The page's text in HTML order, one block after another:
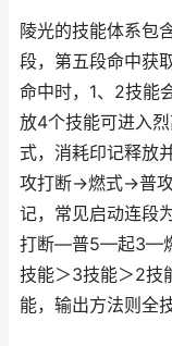
陵光的技能体系包
段，第五段命中获
命中时，1、2技能
放4个技能可进入
式，消耗印记释放
攻打断→燃式→普攻
记，常见启动连
打断—普5—起3—燃
技能＞3技能＞2技
能，输出方法则全